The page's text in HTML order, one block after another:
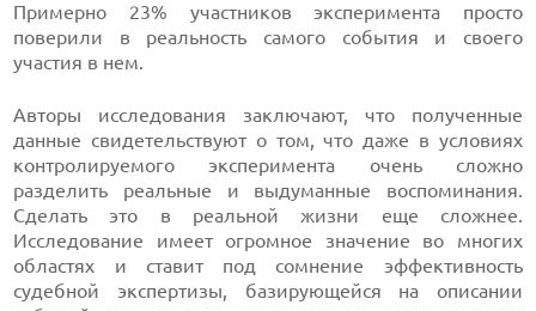
Примерно 23% участников эксперимента просто
поверили в реальность самого события и своего
участия в нем.
Авторы исследования заключают, что полученные
данные свидетельствуют о том, что даже в условиях
контролируемого эксперимента очень сложно
разделить реальные и выдуманные воспоминания.
Сделать это в реальной жизни еще сложнее.
Исследование имеет огромное значение во многих
областях и ставит под сомнение эффективность
судебной экспертизы, базирующейся на описании